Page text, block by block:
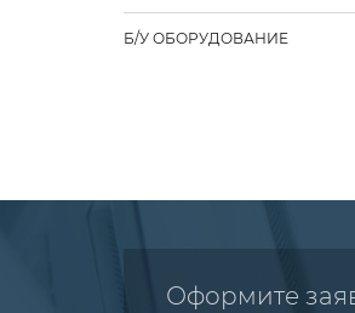
Б/У ОБОРУДОВАНИЕ
Оформите